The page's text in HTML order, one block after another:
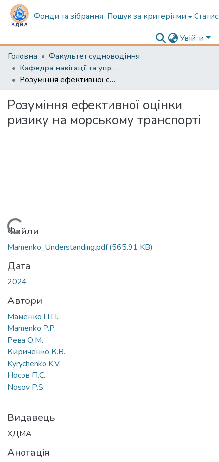
Фонди та зібрання Пошук за критеріями
Увійти
Головна
Факультет судноводіння
Кафедра навігації та управління судном
Розуміння ефективної оцінки ризику на морському транспорті
Розуміння ефективної оцінки
ризику на морському транспорті
Вантажиться...
Файли
Mamenko_Understanding.pdf(565.91 KB)
Дата
2024
Автори
Маменко П.П.
Mamenko P.P.
Рева О.М.
Кириченко К.В.
Kyrychenko K.V.
Носов П.С.
Nosov P.S.
Видавець
ХДМА
Анотація